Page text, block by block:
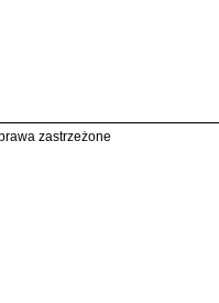
zastrzeżone